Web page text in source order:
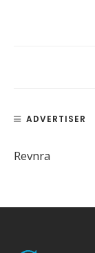
ADVERTISER
Revnra